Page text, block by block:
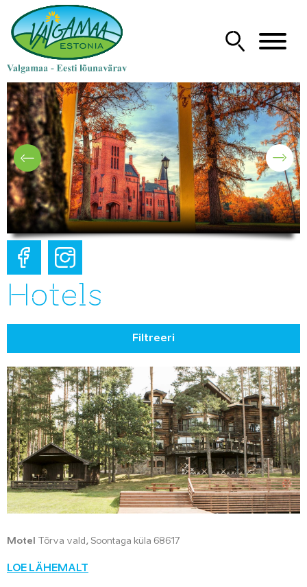
Hotels
Filtreeri
Motel Tõrva vald, Soontaga küla 68617
LOE LÄHEMALT